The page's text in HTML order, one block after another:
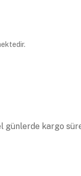
günlerde kargo